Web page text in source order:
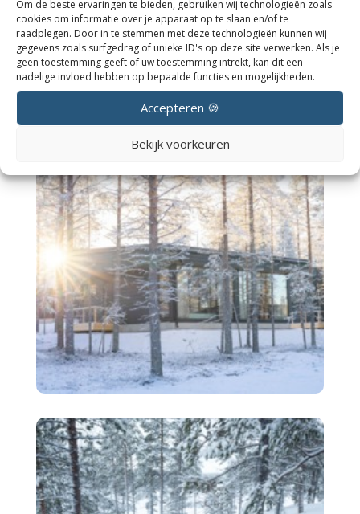
Om de beste ervaringen te bieden, gebruiken wij technologieën zoals
cookies om informatie over je apparaat op te slaan en/of te
raadplegen. Door in te stemmen met deze technologieën kunnen wij
gegevens zoals surfgedrag of unieke ID's op deze site verwerken. Als je
geen toestemming geeft of uw toestemming intrekt, kan dit een
nadelige invloed hebben op bepaalde functies en mogelijkheden.
Accepteren 🍪
Bekijk voorkeuren